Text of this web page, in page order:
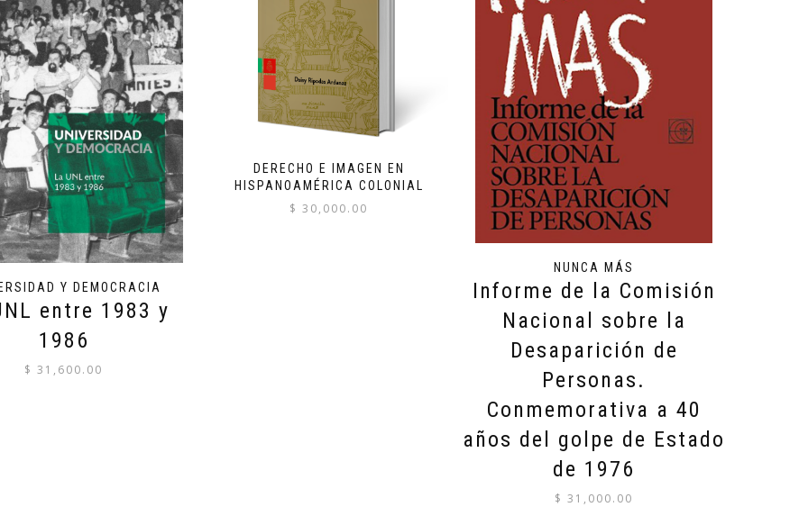
Y DEMOCRACIA
entre 1983 y
1986
$ 31,600.00
DERECHO E IMAGEN EN
HISPANOAMÉRICA COLONIAL
$ 30,000.00
NUNCA MÁS
Informe de la Comisión
Nacional sobre la
Desaparición de
Personas.
Conmemorativa a 40
años del golpe de Estado
de 1976
$ 31,000.00